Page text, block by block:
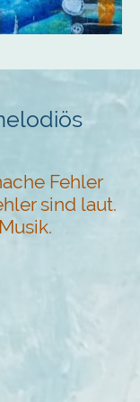
Fehler
sind laut.